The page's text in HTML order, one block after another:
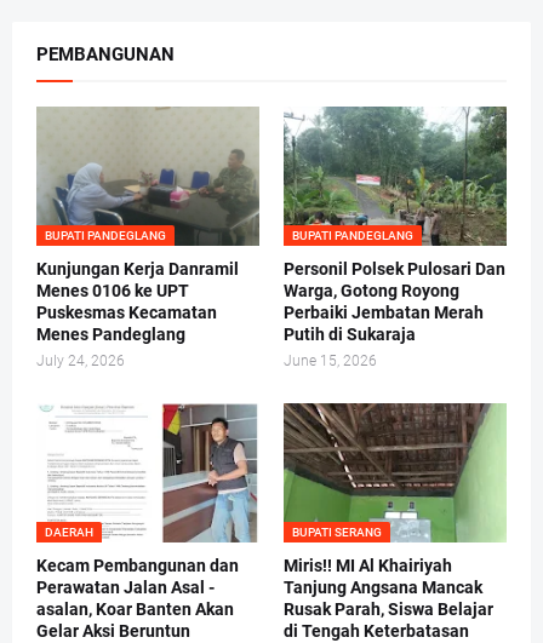
PEMBANGUNAN
BUPATI PANDEGLANG
Kunjungan Kerja Danramil
Menes 0106 ke UPT
Puskesmas Kecamatan
Menes Pandeglang
July 24, 2026
BUPATI PANDEGLANG
Personil Polsek Pulosari Dan
Warga, Gotong Royong
Perbaiki Jembatan Merah
Putih di Sukaraja
June 15, 2026
DAERAH
Kecam Pembangunan dan
Perawatan Jalan Asal -
asalan, Koar Banten Akan
Gelar Aksi Beruntun
BUPATI SERANG
Miris!! MI Al Khairiyah
Tanjung Angsana Mancak
Rusak Parah, Siswa Belajar
di Tengah Keterbatasan